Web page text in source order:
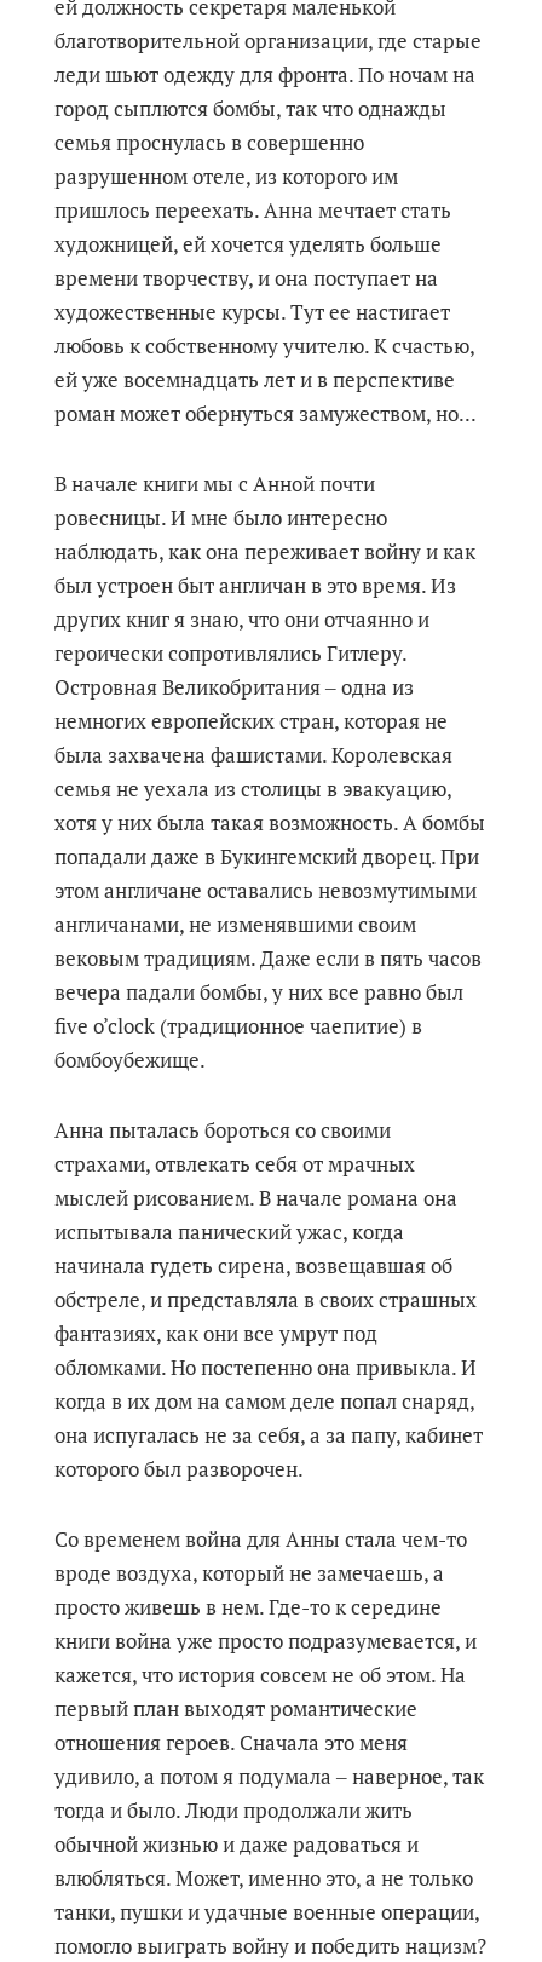
ей должность секретаря маленькой
благотворительной организации, где старые
леди шьют одежду для фронта. По ночам на
город сыплются бомбы, так что однажды
семья проснулась в совершенно
разрушенном отеле, из которого им
пришлось переехать. Анна мечтает стать
художницей, ей хочется уделять больше
времени творчеству, и она поступает на
художественные курсы. Тут ее настигает
любовь к собственному учителю. К счастью,
ей уже восемнадцать лет и в перспективе
роман может обернуться замужеством, но...
В начале книги мы с Анной почти
ровесницы. И мне было интересно
наблюдать, как она переживает войну и как
был устроен быт англичан в это время. Из
других книг я знаю, что они отчаянно и
героически сопротивлялись Гитлеру.
Островная Великобритания ‒ одна из
немногих европейских стран, которая не
была захвачена фашистами. Королевская
семья не уехала из столицы в эвакуацию,
хотя у них была такая возможность. А бомбы
попадали даже в Букингемский дворец. При
этом англичане оставались невозмутимыми
англичанами, не изменявшими своим
вековым традициям. Даже если в пять часов
вечера падали бомбы, у них все равно был
five o’clock (традиционное чаепитие) в
бомбоубежище.
Анна пыталась бороться со своими
страхами, отвлекать себя от мрачных
мыслей рисованием. В начале романа она
испытывала панический ужас, когда
начинала гудеть сирена, возвещавшая об
обстреле, и представляла в своих страшных
фантазиях, как они все умрут под
обломками. Но постепенно она привыкла. И
когда в их дом на самом деле попал снаряд,
она испугалась не за себя, а за папу, кабинет
которого был разворочен.
Со временем война для Анны стала чем-то
вроде воздуха, который не замечаешь, а
просто живешь в нем. Где-то к середине
книги война уже просто подразумевается, и
кажется, что история совсем не об этом. На
первый план выходят романтические
отношения героев. Сначала это меня
удивило, а потом я подумала ‒ наверное, так
тогда и было. Люди продолжали жить
обычной жизнью и даже радоваться и
влюбляться. Может, именно это, а не только
танки, пушки и удачные военные операции,
помогло выиграть войну и победить нацизм?